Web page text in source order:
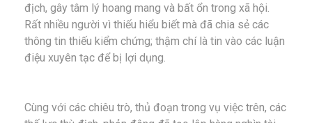
địch, gây tâm lý hoang mang và bất ổn trong xã hội.
Rất nhiều người vì thiếu hiểu biết mà đã chia sẻ các
thông tin thiếu kiểm chứng; thậm chí là tin vào các luận
điệu xuyên tạc để bị lợi dụng.
Cùng với các chiêu trò, thủ đoạn trong vụ việc trên, các